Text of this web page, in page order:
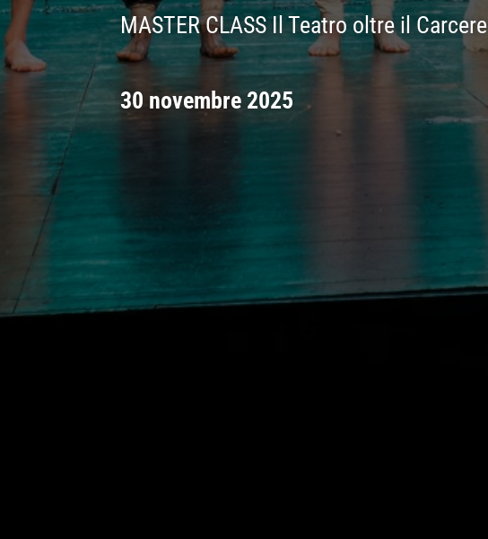
MASTER CLASS Il Teatro oltre il Carcere
30 novembre 2025